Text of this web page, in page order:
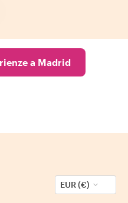
a Madrid
EUR (€)